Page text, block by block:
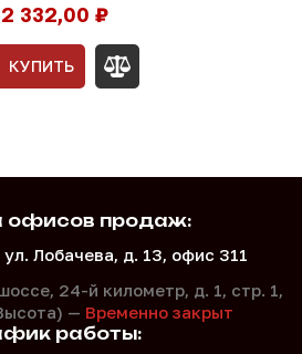
2 332,00 ₽
КУПИТЬ
офисов продаж:
Лобачева, д. 13, офис 311
24-й километр, д. 1, стр. 1,
— Временно закрыт
работы: